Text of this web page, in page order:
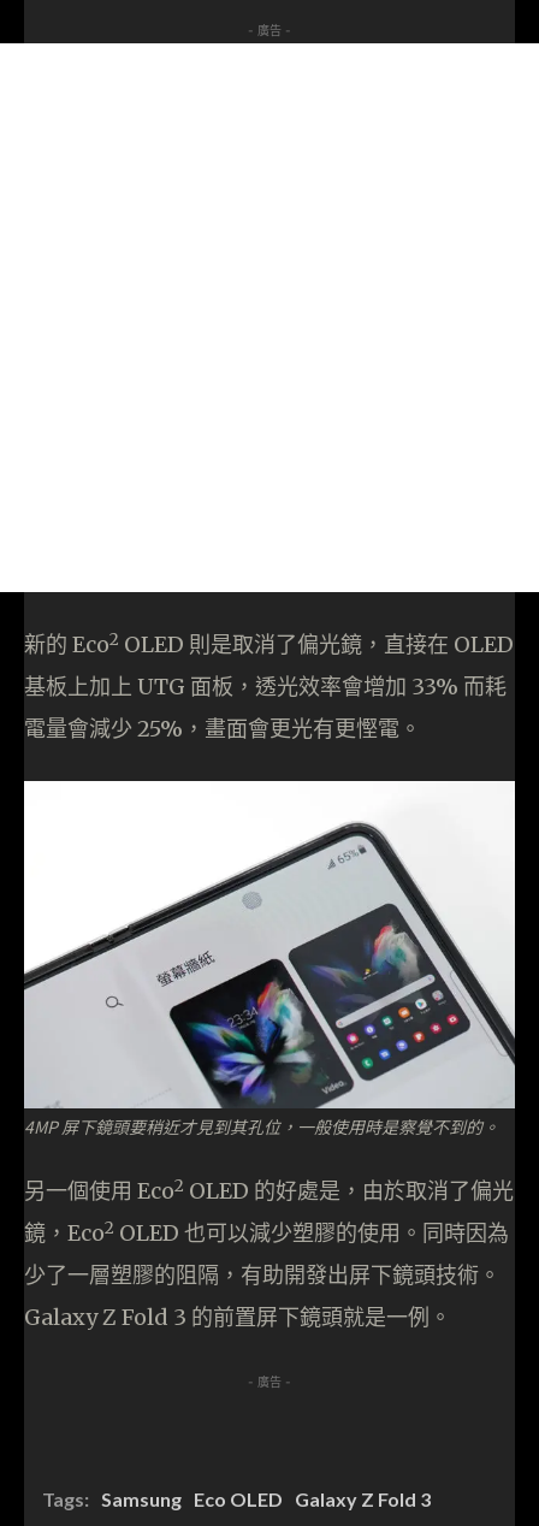
- 廣告 -
新的 Eco2 OLED 則是取消了偏光鏡，直接在 OLED
基板上加上 UTG 面板，透光效率會增加 33% 而耗
電量會減少 25%，畫面會更光有更慳電。
4MP 屏下鏡頭要稍近才見到其孔位，一般使用時是察覺不到的。
另一個使用 Eco2 OLED 的好處是，由於取消了偏光
鏡，Eco2 OLED 也可以減少塑膠的使用。同時因為
少了一層塑膠的阻隔，有助開發出屏下鏡頭技術。
Galaxy Z Fold 3 的前置屏下鏡頭就是一例。
- 廣告 -
Tags: Samsung Eco OLED Galaxy Z Fold 3